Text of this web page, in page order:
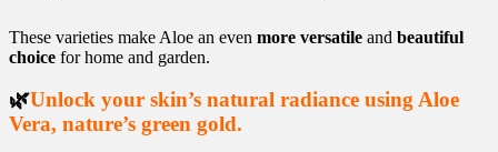
These varieties make Aloe an even more versatile and beautiful
choice for home and garden.
🌿Unlock your skin’s natural radiance using Aloe
Vera, nature’s green gold.